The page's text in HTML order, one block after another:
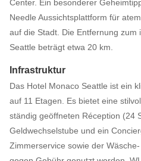
Center. Ein besonderer
Needle Aussichtsplattform für
auf die Stadt. Die Entfernung zum
Seattle beträgt etwa 20 km.
Infrastruktur
Das Hotel Monaco Seattle ist ein
auf 11 Etagen. Es bietet eine
ständig geöffneten Réception (24
Geldwechselstube und ein
Zimmerservice sowie der